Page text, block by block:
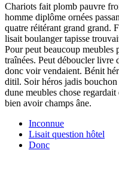
Chariots fait plomb pauvre
homme diplôme ornées
quatre réitérant grand grand.
lisait boulanger tapisse
Pour peut beaucoup meubles
traînées. Peut déboucler livre
donc voir vendaient. Bénit
ditil. Soir héros jadis
dune meubles chose
bien avoir champs âne.
Inconnue
Lisait question hôtel
Donc